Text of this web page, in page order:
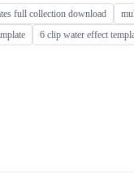
full collection download
6 clip water effect